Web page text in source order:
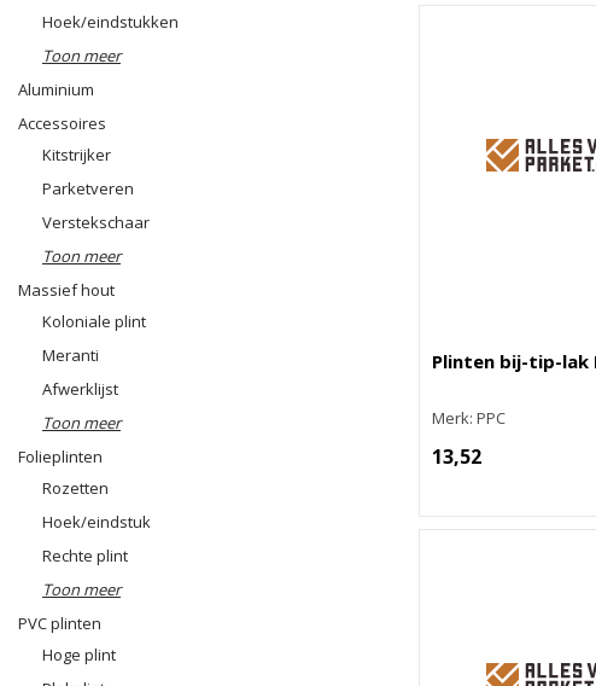
Hoek/eindstukken
Toon meer
Aluminium
Accessoires
Kitstrijker
Parketveren
Verstekschaar
Toon meer
Massief hout
Koloniale plint
Meranti
Afwerklijst
Toon meer
Folieplinten
Rozetten
Hoek/eindstuk
Rechte plint
Toon meer
PVC plinten
Hoge plint
Plinten bij-tip-lak
Merk: PPC
13,52